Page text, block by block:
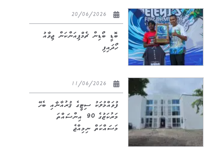
ބޮޑީ ބޯޑިން ޗެމްޕިއަންކަން ޖިވާއު
ހޯދައިފި
ފުވައްމުލަކު ސިޓީގެ ޤުރުއާނާއި ބެހޭ
މަރުކަޒުގެ 90 އިންސައްތަ
މަސައްކަތް ނިމިއްޖެ